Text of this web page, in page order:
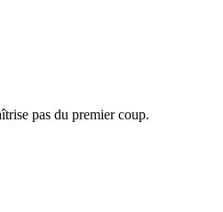
pas du premier coup.